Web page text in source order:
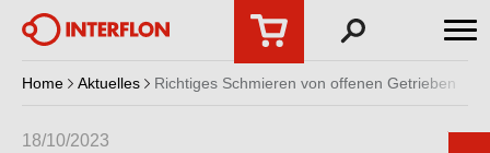
Home Aktuelles Richtiges Schmieren von offenen Getrieben
18/10/2023